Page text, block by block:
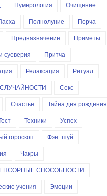
Нумерология
Очищение
Полнолуние
Порча
Предназначение
Приметы
суеверия
Притча
Релаксация
Ритуал
СЛУЧАЙНОСТИ
Секс
Счастье
Тайна дня рождения
Техники
Успех
гороскоп
Фэн-шуй
Чакры
СПОСОБНОСТИ
учения
Эмоции